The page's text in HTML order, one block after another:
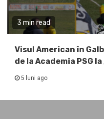
3 min read
Visul American în
de la Academia PSG la
5 luni ago